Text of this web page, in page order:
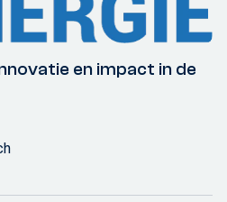
en impact in de